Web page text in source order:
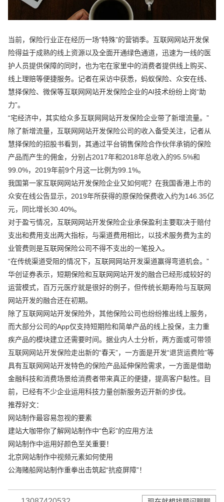
当前，保险行业正在经历一场“特殊”的营销季。互联网网站开发保
险得益于成熟的线上资源以及全面开通绿色通道，迅速为一线的医
护人员提供保障的同时，也为宅在家里中的消费者提供线上购买、
线上理赔等便捷服务。记者在采访中获悉，蚂蚁保险、众安在线、
慧择保险、微保等互联网网站开发保险企业的AI技术纷纷上岗“助
力”。
“宅经济中，其实给众多互联网网站开发保险企业带了新增流量。”
除了新增流量，互联网网站开发保险公司的收入备受关注，记者从
慧择保险的招股书看到，其通过平台销售保险合作伙伴承销的保险
产品而产生的佣金，分别占2017年和2018年总收入的95.5%和
99.0%，2019年前9个月这一比例为99.1%。
我国第一家互联网网站开发保险企业又如何呢？在我国香港上市的
众安在线公告显示，2019年所获得的原保险保费收入约为146.35亿
元，同比增长30.40%。
对于盈亏情况，互联网网站开发保险企业承保盈利主要取决于赔付
支出和费用支出两大指标，与渠道费用相比，以技术服务费为主的
业管费则是互联网保险公司不得不支出的一笔投入。
“在传统渠道受阻的情况下，互联网网站开发渠道赢得弯道机会。”
华创证券表示，短期保险和互联网网站开发的融合已经形成较好的
运营模式，百万元医疗就是很好的例子，但传统长期寿险与互联网
网站开发的融合还在初期。
除了互联网网站开发保险外，其他保险公司也纷纷推出线上服务，
而大部分公司的App仅支持短期险和简单产品的线上投保，主力重
疾产品的模块建立还需要时间。据业内人士分析，两方面或可带领
互联网网站开发保险走出新的“春天”，一方面是开发“退货运费险”等
具有互联网网站开发特色的保险产品延伸保险需求，一方面是借助
金融科技和消费场景给消费者带来真正的便捷，提高客户黏性。目
前，已经有不少企业运用科技力量创新服务迈开新的步伐。
推荐好文：
网站制作最容易忽视的要素
建站大咖带你了解网站制作中“色彩”的应用方法
网站制作中运用好颜色至关重要！
北京网站制作中视频元素如何使用
公海赌船网站制作重拳出击筑起“抗疫屏障”！